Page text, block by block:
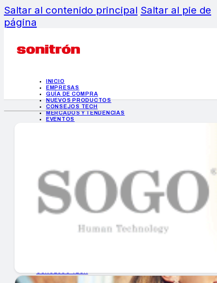
Saltar al contenido principal Saltar al pie de
página
INICIO
EMPRESAS
GUÍA DE COMPRA
NUEVOS PRODUCTOS
CONSEJOS TECH
MERCADOS Y TENDENCIAS
EVENTOS
INICIO
EMPRESAS
GUÍA DE COMPRA